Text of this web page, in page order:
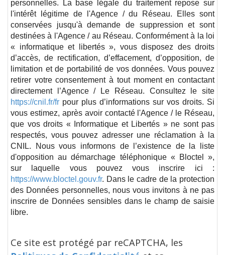
personnelles. La base légale du traitement repose sur
l'intérêt légitime de l'Agence / du Réseau. Elles sont
conservées jusqu'à demande de suppression et sont
destinées à l'Agence / au Réseau. Conformément à la loi
« informatique et libertés », vous disposez des droits
d’accès, de rectification, d’effacement, d’opposition, de
limitation et de portabilité de vos données. Vous pouvez
retirer votre consentement à tout moment en contactant
directement l’Agence / Le Réseau. Consultez le site
https://cnil.fr/fr pour plus d’informations sur vos droits. Si
vous estimez, après avoir contacté l'Agence / le Réseau,
que vos droits « Informatique et Libertés » ne sont pas
respectés, vous pouvez adresser une réclamation à la
CNIL. Nous vous informons de l’existence de la liste
d'opposition au démarchage téléphonique « Bloctel »,
sur laquelle vous pouvez vous inscrire ici :
https://www.bloctel.gouv.fr. Dans le cadre de la protection
des Données personnelles, nous vous invitons à ne pas
inscrire de Données sensibles dans le champ de saisie
libre.
Ce site est protégé par reCAPTCHA, les